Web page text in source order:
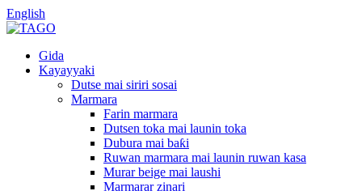
English
Gida
Kayayyaki
Dutse mai siriri sosai
Marmara
Farin marmara
Dutsen toka mai launin toka
Dubura mai baƙi
Ruwan marmara mai launin ruwan kasa
Murar beige mai laushi
Marmarar zinari